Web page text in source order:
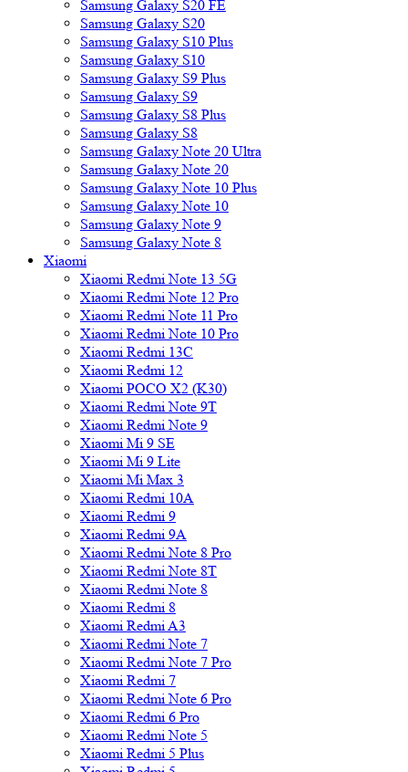
Samsung Galaxy S20 FE
Samsung Galaxy S20
Samsung Galaxy S10 Plus
Samsung Galaxy S10
Samsung Galaxy S9 Plus
Samsung Galaxy S9
Samsung Galaxy S8 Plus
Samsung Galaxy S8
Samsung Galaxy Note 20 Ultra
Samsung Galaxy Note 20
Samsung Galaxy Note 10 Plus
Samsung Galaxy Note 10
Samsung Galaxy Note 9
Samsung Galaxy Note 8
Xiaomi
Xiaomi Redmi Note 13 5G
Xiaomi Redmi Note 12 Pro
Xiaomi Redmi Note 11 Pro
Xiaomi Redmi Note 10 Pro
Xiaomi Redmi 13C
Xiaomi Redmi 12
Xiaomi POCO X2 (K30)
Xiaomi Redmi Note 9T
Xiaomi Redmi Note 9
Xiaomi Mi 9 SE
Xiaomi Mi 9 Lite
Xiaomi Mi Max 3
Xiaomi Redmi 10A
Xiaomi Redmi 9
Xiaomi Redmi 9A
Xiaomi Redmi Note 8 Pro
Xiaomi Redmi Note 8T
Xiaomi Redmi Note 8
Xiaomi Redmi 8
Xiaomi Redmi A3
Xiaomi Redmi Note 7
Xiaomi Redmi Note 7 Pro
Xiaomi Redmi 7
Xiaomi Redmi Note 6 Pro
Xiaomi Redmi 6 Pro
Xiaomi Redmi Note 5
Xiaomi Redmi 5 Plus